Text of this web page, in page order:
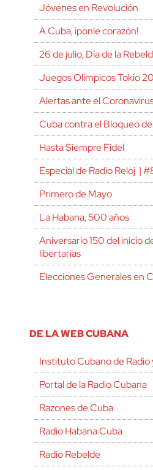
Jóvenes en Revolución
A Cuba, ¡ponle corazón!
26 de julio, Día de la
Juegos Olímpicos Tokio
Alertas ante el
Cuba contra el Bloqueo de
Hasta Siempre Fidel
Especial de Radio Reloj |
Primero de Mayo
La Habana, 500 años
Aniversario 150 del inicio
libertarias
Elecciones Generales en
DE LA WEB CUBANA
Instituto Cubano de Radio
Portal de la Radio Cubana
Razones de Cuba
Radio Habana Cuba
Radio Rebelde